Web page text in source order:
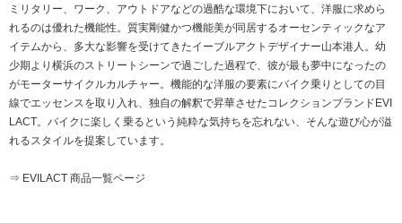
ミリタリー、ワーク、アウトドアなどの過酷な環境下において、洋服に求めら
れるのは優れた機能性。質実剛健かつ機能美が同居するオーセンティックなア
イテムから、多大な影響を受けてきたイーブルアクトデザイナー山本港人。幼
少期より横浜のストリートシーンで過ごした過程で、彼が最も夢中になったの
がモーターサイクルカルチャー。機能的な洋服の要素にバイク乗りとしての目
線でエッセンスを取り入れ、独自の解釈で昇華させたコレクションブランドEVI
LACT。バイクに楽しく乗るという純粋な気持ちを忘れない、そんな遊び心が溢
れるスタイルを提案しています。
⇒ EVILACT 商品一覧ページ